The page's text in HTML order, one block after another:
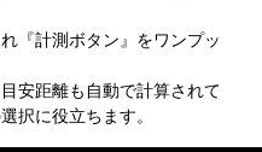
『計測ボタン』をワンプッ
安距離も自動で計算されて
択に役立ちます。